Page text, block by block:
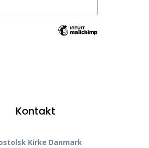
Kontakt
Kirke Danmark